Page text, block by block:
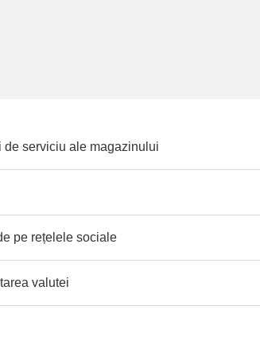
serviciu ale magazinului
pe rețelele sociale
valutei